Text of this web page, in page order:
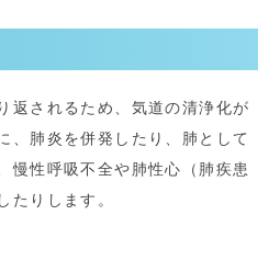
返されるため、気道の清浄化が
、肺炎を併発したり、肺として
慢性呼吸不全や肺性心（肺疾患
たりします。